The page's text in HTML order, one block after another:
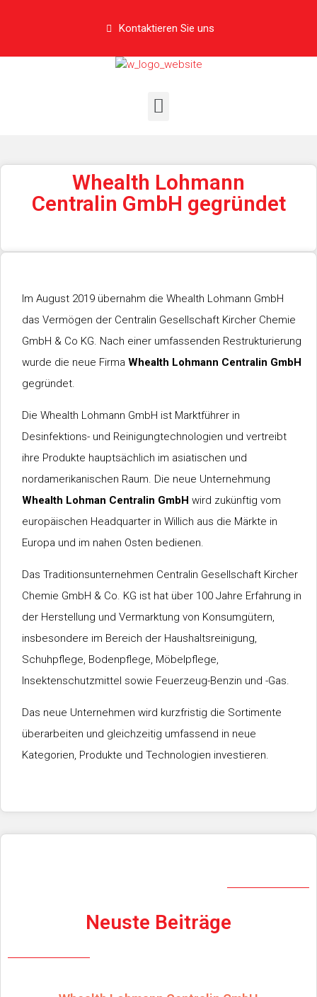
Kontaktieren Sie uns
Whealth Lohmann
Centralin GmbH gegründet
Im August 2019 übernahm die Whealth Lohmann GmbH
das Vermögen der Centralin Gesellschaft Kircher Chemie
GmbH & Co KG. Nach einer umfassenden Restrukturierung
wurde die neue Firma Whealth Lohmann Centralin GmbH
gegründet.
Die Whealth Lohmann GmbH ist Marktführer in
Desinfektions- und Reinigungtechnologien und vertreibt
ihre Produkte hauptsächlich im asiatischen und
nordamerikanischen Raum. Die neue Unternehmung
Whealth Lohman Centralin GmbH wird zukünftig vom
europäischen Headquarter in Willich aus die Märkte in
Europa und im nahen Osten bedienen.
Das Traditionsunternehmen Centralin Gesellschaft Kircher
Chemie GmbH & Co. KG ist hat über 100 Jahre Erfahrung in
der Herstellung und Vermarktung von Konsumgütern,
insbesondere im Bereich der Haushaltsreinigung,
Schuhpflege, Bodenpflege, Möbelpflege,
Insektenschutzmittel sowie Feuerzeug-Benzin und -Gas.
Das neue Unternehmen wird kurzfristig die Sortimente
überarbeiten und gleichzeitig umfassend in neue
Kategorien, Produkte und Technologien investieren.
Neuste Beiträge